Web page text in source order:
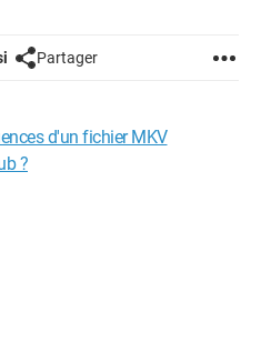
Partager
d'un fichier MKV
?